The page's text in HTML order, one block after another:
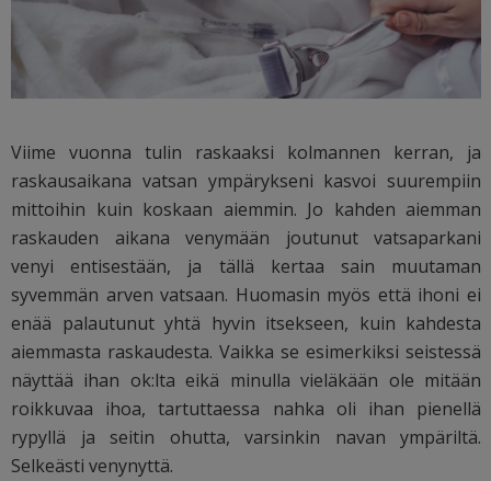
Viime vuonna tulin raskaaksi kolmannen kerran, ja
raskausaikana vatsan ympärykseni kasvoi suurempiin
mittoihin kuin koskaan aiemmin. Jo kahden aiemman
raskauden aikana venymään joutunut vatsaparkani
venyi entisestään, ja tällä kertaa sain muutaman
syvemmän arven vatsaan. Huomasin myös että ihoni ei
enää palautunut yhtä hyvin itsekseen, kuin kahdesta
aiemmasta raskaudesta. Vaikka se esimerkiksi seistessä
näyttää ihan ok:lta eikä minulla vieläkään ole mitään
roikkuvaa ihoa, tartuttaessa nahka oli ihan pienellä
rypyllä ja seitin ohutta, varsinkin navan ympäriltä.
Selkeästi venynyttä.